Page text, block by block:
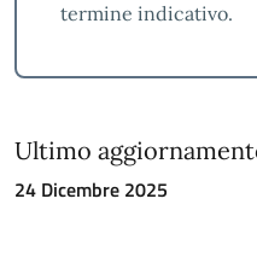
termine indicativo.
Ultimo
24 Dicembre 2025